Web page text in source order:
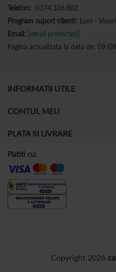
Telefon: 0374.336.802
Program suport clienti: Luni -
Email: [email protected]
Pagina actualizata la data de: 09/
INFORMATII UTILE
CONTUL MEU
PLATA SI LIVRARE
Copyright 2026
Platiti cu: